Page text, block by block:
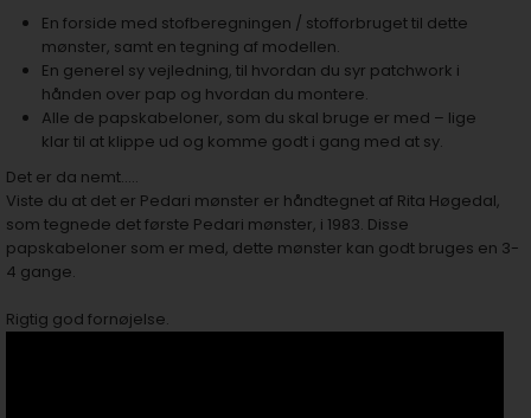
En forside med stofberegningen / stofforbruget til dette
mønster, samt en tegning af modellen.
En generel sy vejledning, til hvordan du syr patchwork i
hånden over pap og hvordan du montere.
Alle de papskabeloner, som du skal bruge er med – lige
klar til at klippe ud og komme godt i gang med at sy.
Det er da nemt…..
Viste du at det er Pedari mønster er håndtegnet af Rita Høgedal,
som tegnede det første Pedari mønster, i 1983. Disse
papskabeloner som er med, dette mønster kan godt bruges en 3-
4 gange.
Rigtig god fornøjelse.